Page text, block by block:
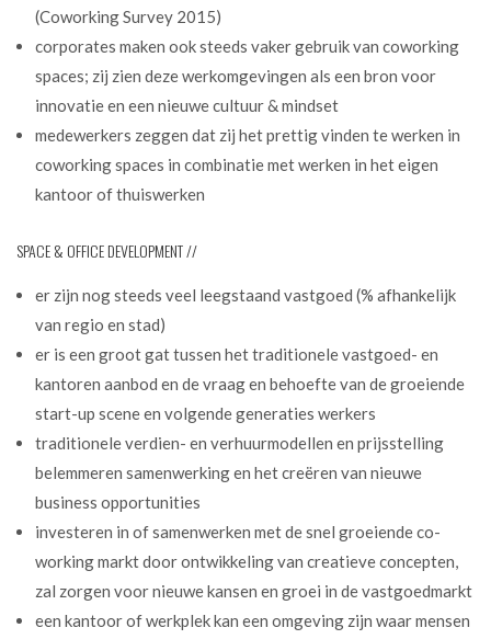
(Coworking Survey 2015)
corporates maken ook steeds vaker gebruik van coworking
spaces; zij zien deze werkomgevingen als een bron voor
innovatie en een nieuwe cultuur & mindset
medewerkers zeggen dat zij het prettig vinden te werken in
coworking spaces in combinatie met werken in het eigen
kantoor of thuiswerken
SPACE & OFFICE DEVELOPMENT //
er zijn nog steeds veel leegstaand vastgoed (% afhankelijk
van regio en stad)
er is een groot gat tussen het traditionele vastgoed- en
kantoren aanbod en de vraag en behoefte van de groeiende
start-up scene en volgende generaties werkers
traditionele verdien- en verhuurmodellen en prijsstelling
belemmeren samenwerking en het creëren van nieuwe
business opportunities
investeren in of samenwerken met de snel groeiende co-
working markt door ontwikkeling van creatieve concepten,
zal zorgen voor nieuwe kansen en groei in de vastgoedmarkt
een kantoor of werkplek kan een omgeving zijn waar mensen